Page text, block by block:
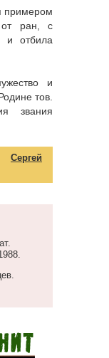
примером
от ран, с
и отбила
и
тов.
звания
Сергей